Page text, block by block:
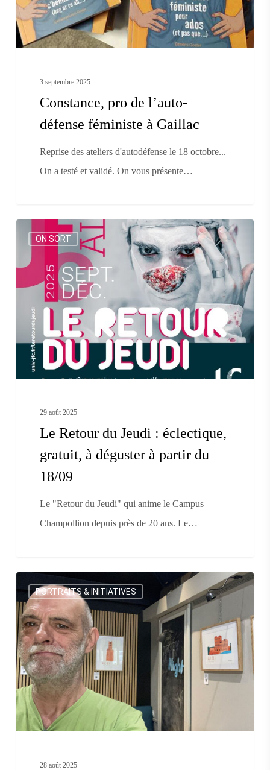
Gaillac
3 septembre 2025
Constance, pro de l’auto-
défense féministe à Gaillac
Reprise des ateliers d'autodéfense le 18 octobre...
On a testé et validé. On vous présente…
Retour
du
Jeudi
éclectique,
gratuit,
déguster
ON SORT
29 août 2025
Le Retour du Jeudi : éclectique,
gratuit, à déguster à partir du
18/09
Le "Retour du Jeudi" qui anime le Campus
Champollion depuis près de 20 ans. Le…
affiche
haut
le
patrimoine
albigeois
PORTRAITS & INITIATIVES
28 août 2025